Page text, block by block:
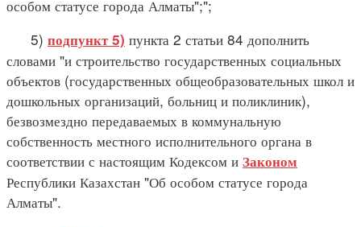
особом статусе города Алматы";";
5) подпункт 5) пункта 2 статьи 84 дополнить
словами "и строительство государственных социальных
объектов (государственных общеобразовательных школ и
дошкольных организаций, больниц и поликлиник),
безвозмездно передаваемых в коммунальную
собственность местного исполнительного органа в
соответствии с настоящим Кодексом и Законом
Республики Казахстан "Об особом статусе города
Алматы".